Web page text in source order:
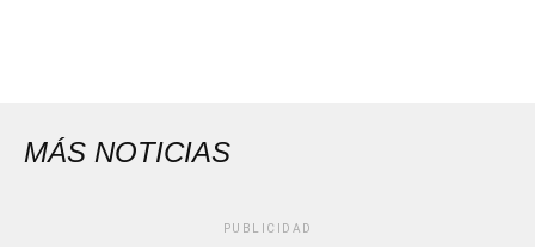
MÁS NOTICIAS
PUBLICIDAD